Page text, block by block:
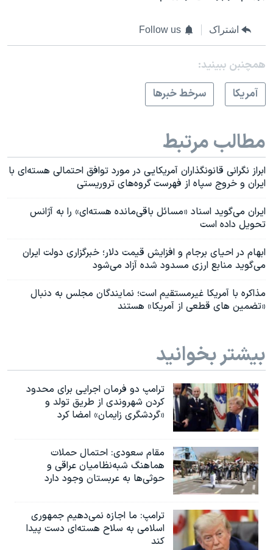
اشتراک Follow us
همچنبن ببینید:
آمريکا
سرخط خبرها
مطالب مرتبط
ابراز نگرانی قانونگذاران آمریکایی در مورد توافق احتمالی هسته‌ای با
ایران و خروج سپاه از فهرست گروه‌های تروریستی
ایران می‌گوید اسناد «مسائل باقی‌مانده هسته‌ای» را به آژانس
تحویل داده است
ابهام در احیای برجام و افزایش قیمت دلار؛ خبرگزاری دولت ایران
می‌گوید منابع ارزی مسدود شده آزاد می‌شود
مذاکره با آمریکا غیرمستقیم است؛ نمایندگان مجلس به دنبال
«تضمین های قطعی از آمریکا» هستند
بیشتر بخوانید
ترامپ دو فرمان اجرایی برای محدود
کردن شهروندی از طریق تولد و
«گردشگری زایمان» امضا کرد
مقام سعودی: احتمال حملات
هماهنگ شبه‌نظامیان عراقی و
حوثی‌ها به عربستان وجود دارد
ترامپ: ما اجازه نمی‌دهیم جمهوری
اسلامی به سلاح هسته‌ای دست پیدا
کند